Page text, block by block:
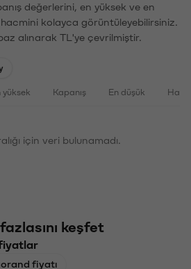
değerlerini, en yüksek ve en
kolayca görüntüleyebilirsiniz.
alınarak TL'ye çevrilmiştir.
yüksek Kapanış En düşük
için veri bulunamadı.
keşfet
fiyatı